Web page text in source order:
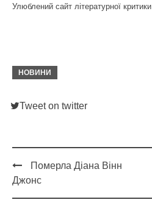
Улюблений сайт літературної критики
НОВИНИ
Tweet on twitter
Post
navigation
Померла Діана Вінн
Джонс